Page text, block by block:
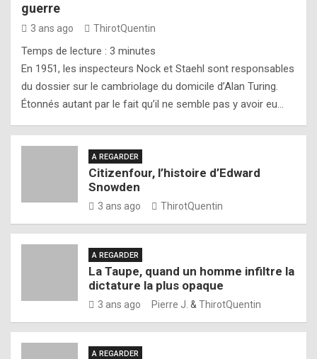
guerre
3 ans ago ThirotQuentin
Temps de lecture : 3 minutes
En 1951, les inspecteurs Nock et Staehl sont responsables
du dossier sur le cambriolage du domicile d’Alan Turing.
Étonnés autant par le fait qu’il ne semble pas y avoir eu…
A REGARDER
Citizenfour, l’histoire d’Edward
Snowden
3 ans ago ThirotQuentin
A REGARDER
La Taupe, quand un homme infiltre la
dictature la plus opaque
3 ans ago Pierre J. & ThirotQuentin
A REGARDER